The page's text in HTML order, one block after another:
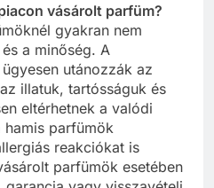
vásárolt parfüm?
gyakran nem
a minőség. A
utánozzák az
illatuk, tartósságuk és
eltérhetnek a valódi
parfümök
reakciókat is
parfümök esetében